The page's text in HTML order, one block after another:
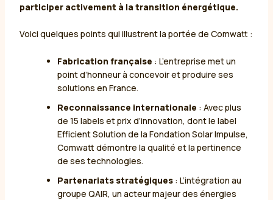
participer activement à la transition énergétique.
Voici quelques points qui illustrent la portée de Comwatt :
Fabrication française : L’entreprise met un
point d’honneur à concevoir et produire ses
solutions en France.
Reconnaissance internationale : Avec plus
de 15 labels et prix d’innovation, dont le label
Efficient Solution de la Fondation Solar Impulse,
Comwatt démontre la qualité et la pertinence
de ses technologies.
Partenariats stratégiques: L’intégration au
groupe QAIR, un acteur majeur des énergies